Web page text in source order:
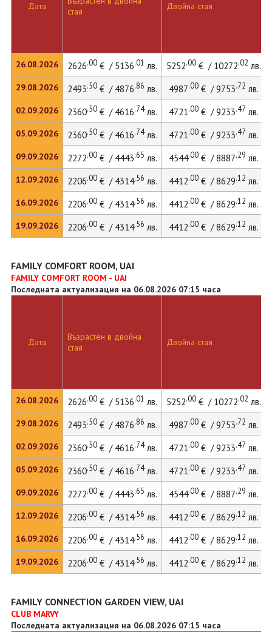
Дата
26.08.2026
29.08.2026
02.09.2026
05.09.2026
09.09.2026
12.09.2026
16.09.2026
19.09.2026
стая
Двойна стая
2626.00€ / 5136.01 лв. 5252.00€ / 10272.02 лв.
2493.50€ / 4876.86 лв. 4987.00€ / 9753.72 лв.
2360.50€ / 4616.74лв. 4721.00€ / 9233.47 лв.
2360.50€ / 4616.74лв. 4721.00€ / 9233.47 лв.
2272.00€ / 4443.65 лв. 4544.00€ / 8887.29 лв.
2206.00€ / 4314.56 лв. 4412.00€ / 8629.12 лв.
2206.00€ / 4314.56 лв. 4412.00€ / 8629.12 лв.
2206.00€ / 4314.56 лв. 4412.00€ / 8629.12 лв.
FAMILY COMFORT ROOM, UAI
FAMILY COMFORT ROOM - UAI
Последната актуализация на 06.08.2026 07:15 часа
Дата
26.08.2026
29.08.2026
02.09.2026
05.09.2026
09.09.2026
12.09.2026
16.09.2026
19.09.2026
Възрастен в двойна
стая
Двойна стая
2626.00€ / 5136.01 лв. 5252.00€ / 10272.02 лв.
2493.50€ / 4876.86 лв. 4987.00€ / 9753.72 лв.
2360.50€ / 4616.74лв. 4721.00€ / 9233.47 лв.
2360.50€ / 4616.74лв. 4721.00€ / 9233.47 лв.
2272.00€ / 4443.65 лв. 4544.00€ / 8887.29 лв.
2206.00€ / 4314.56 лв. 4412.00€ / 8629.12 лв.
2206.00€ / 4314.56 лв. 4412.00€ / 8629.12 лв.
2206.00€ / 4314.56 лв. 4412.00€ / 8629.12 лв.
FAMILY CONNECTION GARDEN VIEW, UAI
CLUB MARVY
Последната актуализация на 06.08.2026 07:15 часа